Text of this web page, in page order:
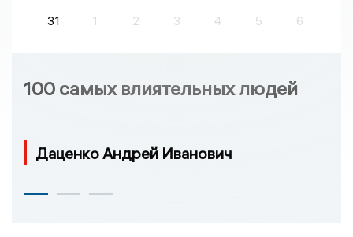
31
1 2 3 4 5 6
100 самых влиятельных людей
Даценко Андрей Иванович